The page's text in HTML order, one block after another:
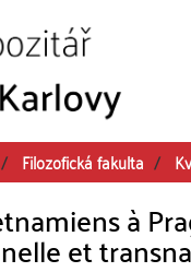
Filozofická fakulta
à
et